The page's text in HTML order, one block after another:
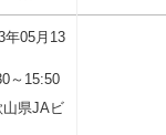
年05月13
～15:50
山県JAビ